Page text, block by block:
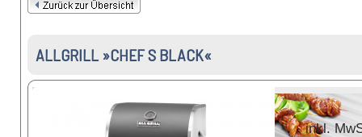
ALLGRILL »CHEF S BLACK«
inkl.